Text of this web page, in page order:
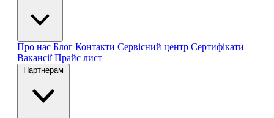
Про нас Блог Контакти Сервісний центр Сертифікати
ВакансіїПрайс лист
Партнерам